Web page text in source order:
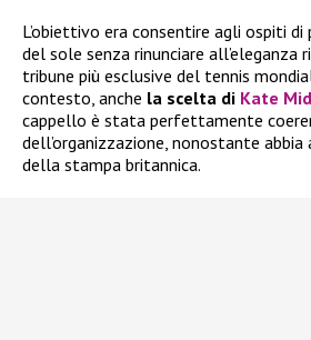
L’obiettivo era consentire agli ospiti di
del sole senza rinunciare all’eleganza
tribune più esclusive del tennis
contesto, anche la scelta di Kate
cappello è stata perfettamente
dell’organizzazione, nonostante
della stampa britannica.